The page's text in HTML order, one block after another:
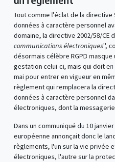
Tout comme l'éclat de la
données à caractère personnel
domaine, la directive 2002/58/CE
communications électroniques",
désormais célèbre RGPD
gestation celui-ci, mais qui doit
mai pour entrer en vigueur en
règlement qui remplacera la
données à caractère personnel
électroniques, dont la
Dans un communiqué du 10
européenne annonçait donc le
règlements, l'un sur la vie privée
électroniques, l'autre sur la